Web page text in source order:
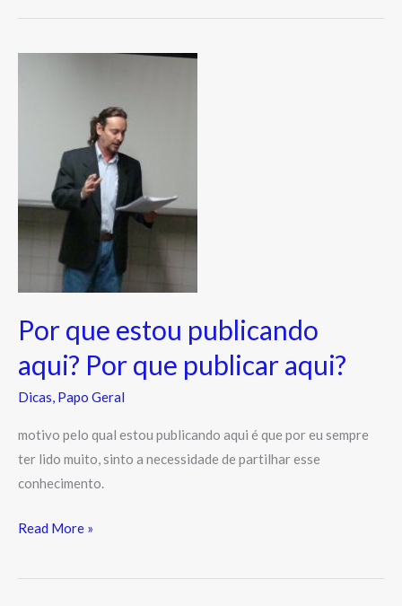
Por que estou publicando
aqui? Por que publicar aqui?
Dicas, Papo Geral
motivo pelo qual estou publicando aqui é que por eu sempre
ter lido muito, sinto a necessidade de partilhar esse
conhecimento.
que
publicar
Read More »